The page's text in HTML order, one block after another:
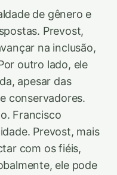
de gênero e
Prevost,
na inclusão,
outro lado, ele
apesar das
conservadores.
Francisco
Prevost, mais
com os fiéis,
ele pode